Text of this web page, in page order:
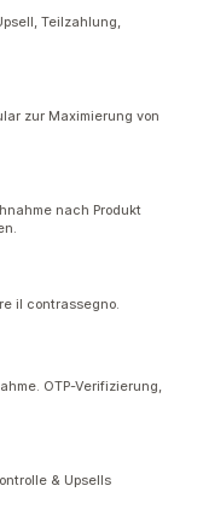
Teilzahlung,
zur Maximierung von
nach Produkt
il contrassegno.
OTP-Verifizierung,
& Upsells